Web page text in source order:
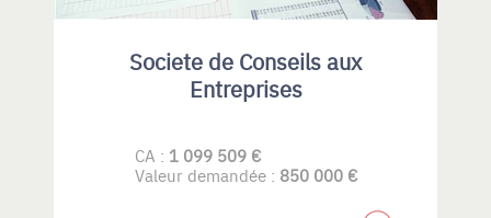
Societe de Conseils aux
Entreprises
CA : 1 099 509 €
Valeur demandée : 850 000 €